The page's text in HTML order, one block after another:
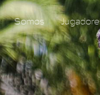
Somos